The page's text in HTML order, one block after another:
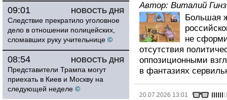
НОВОСТЬ ДНЯ
09:01
Следствие прекратило уголовное
дело в отношении полицейских,
сломавших руку учительнице ©
НОВОСТЬ ДНЯ
08:54
Представители Трампа могут
приехать в Киев и Москву на
следующей неделе ©
Автор: Виталий
Большая
не
отсутствия
оппозиционными
в фантазиях
20.07.2026 13:01